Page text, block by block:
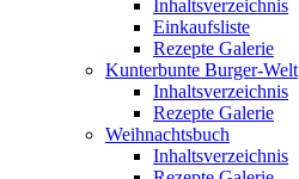
Inhaltsverzeichnis
Einkaufsliste
Rezepte Galerie
Kunterbunte Burger-Welt
Inhaltsverzeichnis
Rezepte Galerie
Weihnachtsbuch
Inhaltsverzeichnis